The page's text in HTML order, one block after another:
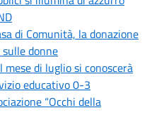
di Comunità, la donazione
sulle donne
di luglio si conoscerà
educativo 0-3
“Occhi della